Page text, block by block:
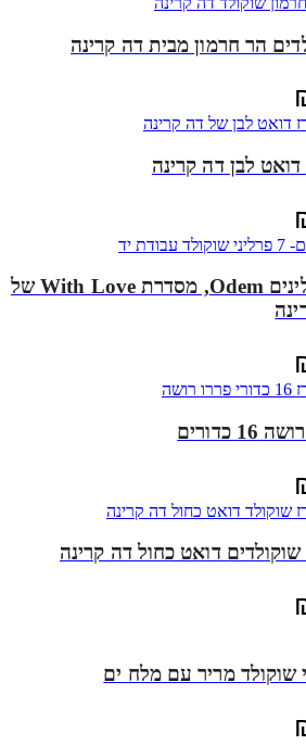
הר חרמון מבית דה קרינה
לבן דה קרינה
7 פרלינים Odem, מסדרת With Love של
כדורים
דואט כחול דה קרינה
שוקולד מריר עם מלח ים